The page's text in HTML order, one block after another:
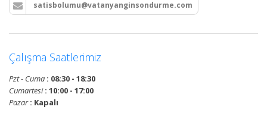
satisbolumu@vatanyanginsondurme.com
Çalışma Saatlerimiz
Pzt - Cuma : 08:30 - 18:30
Cumartesi: 10:00 - 17:00
Pazar: Kapalı